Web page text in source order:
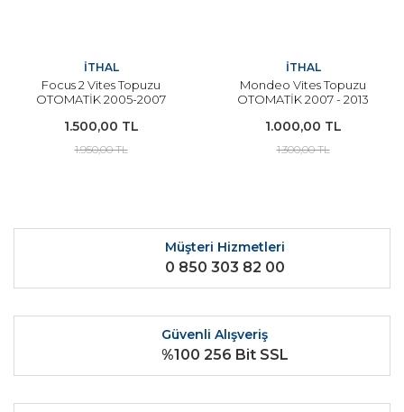
İTHAL
Focus 2 Vites Topuzu
OTOMATİK 2005-2007
1.500,00 TL
1.950,00 TL
İTHAL
Mondeo Vites Topuzu
OTOMATİK 2007 - 2013
1.000,00 TL
1.300,00 TL
Müşteri Hizmetleri
0 850 303 82 00
Güvenli Alışveriş
%100 256 Bit SSL